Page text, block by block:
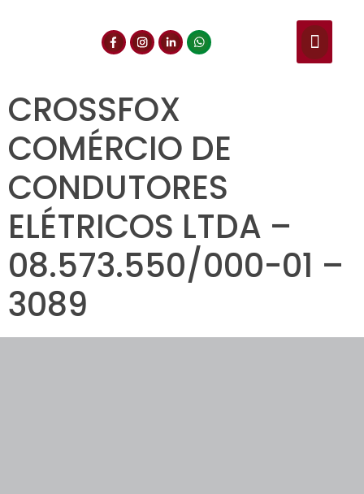
CROSSFOX
COMÉRCIO DE
CONDUTORES
ELÉTRICOS LTDA –
08.573.550/000-01 –
3089